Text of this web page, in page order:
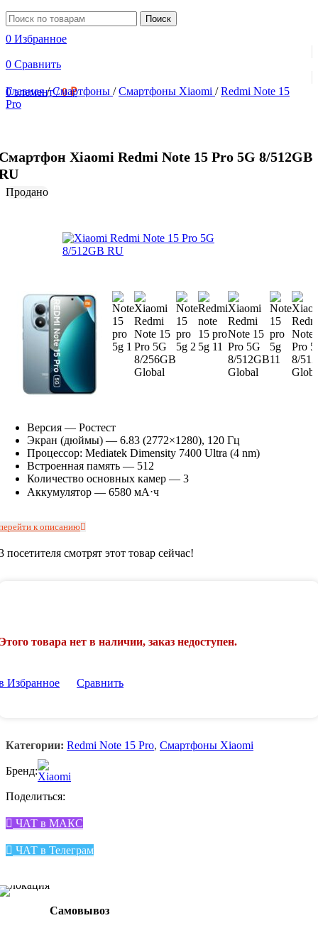
Поиск
0 Избранное
0 Сравнить
0элемент / 0₽
Главная/ Смартфоны / Смартфоны Xiaomi / Redmi Note 15
Pro
Xiaomi Redmi Note 15 Pro 5G 8/512GB
Продано
Версия — Ростест
Экран (дюймы) — 6.83 (2772×1280), 120 Гц
Процессор: Mediatek Dimensity 7400 Ultra (4 nm)
Встроенная память — 512
Количество основных камер — 3
Аккумулятор — 6580 мА⋅ч
к описанию
посетителя смотрят этот товар сейчас!
товара нет в наличии, заказ недоступен.
Избранное Сравнить
Категории: Redmi Note 15 Pro, Смартфоны Xiaomi
Бренд:
Поделиться:
ЧАТ в МАКС
ЧАТ в Телеграм
Самовывоз